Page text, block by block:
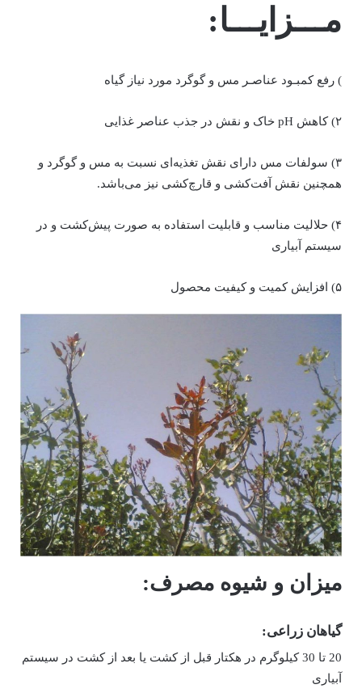
مـــزایـــا:
) رفع کمبـود عناصـر مس و گوگرد مورد نیاز گیاه
۲) کاهش pH خاک و نقش در جذب عناصر غذایی
۳) سولفات مس دارای نقش تغذیه‌ای نسبت به مس و گوگرد و
همچنین نقش آفت‌کشی و قارچ‌کشی نیز می‌باشد.
۴) حلالیت مناسب و قابلیت استفاده به صورت پیش‌کشت و در
سیستم آبیاری
۵) افزایش کمیت و کیفیت محصول
میزان و شیوه مصرف:
گیاهان زراعی:
20 تا 30 کیلوگرم در هکتار قبل از کشت یا بعد از کشت در سیستم
آبیاری